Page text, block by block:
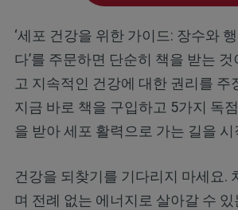
‘세포 건강을 위한 가이드: 장수와
다’를 주문하면 단순히 책을 받는
고 지속적인 건강에 대한 권리를 주
지금 바로 책을 구입하고 5가지 독
을 받아 세포 활력으로 가는 길을
건강을 되찾기를 기다리지 마세요.
며 전례 없는 에너지로 살아갈 수 있